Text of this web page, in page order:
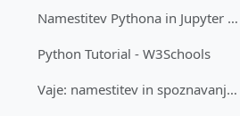
Namestitev Pythona in Jupyter notebooka
Python Tutorial - W3Schools
Vaje: namestitev in spoznavanje orodij